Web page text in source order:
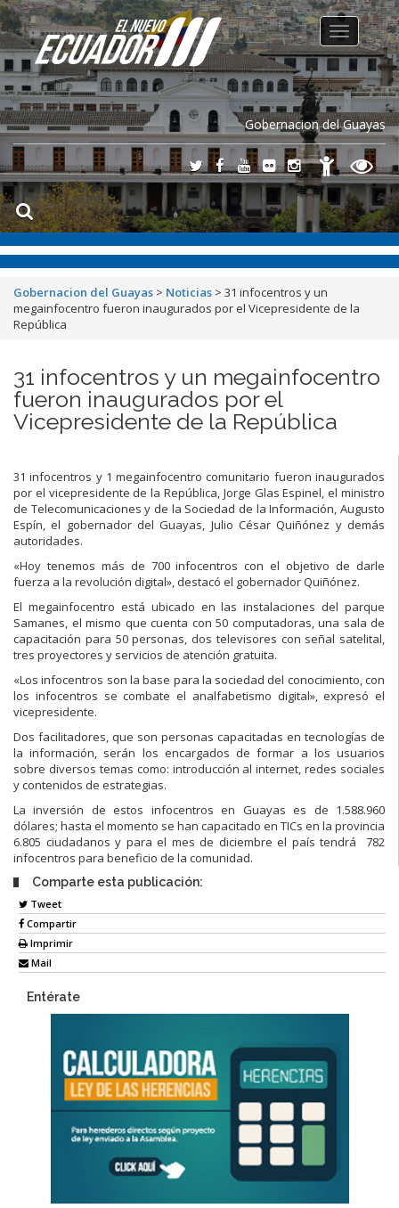
Gobernacion del Guayas
Toggle
navigation
Gobernacion del Guayas > Noticias > 31 infocentros y un
megainfocentro fueron inaugurados por el Vicepresidente de la
República
31 infocentros y un megainfocentro
fueron inaugurados por el
Vicepresidente de la República
31 infocentros y 1 megainfocentro comunitario fueron inaugurados
por el vicepresidente de la República, Jorge Glas Espinel, el ministro
de Telecomunicaciones y de la Sociedad de la Información, Augusto
Espín, el gobernador del Guayas, Julio César Quiñónez y demás
autoridades.
«Hoy tenemos más de 700 infocentros con el objetivo de darle
fuerza a la revolución digital», destacó el gobernador Quiñónez.
El megainfocentro está ubicado en las instalaciones del parque
Samanes, el mismo que cuenta con 50 computadoras, una sala de
capacitación para 50 personas, dos televisores con señal satelital,
tres proyectores y servicios de atención gratuita.
«Los infocentros son la base para la sociedad del conocimiento, con
los infocentros se combate el analfabetismo digital», expresó el
vicepresidente.
Dos facilitadores, que son personas capacitadas en tecnologías de
la información, serán los encargados de formar a los usuarios
sobre diversos temas como: introducción al internet, redes sociales
y contenidos de estrategias.
La inversión de estos infocentros en Guayas es de 1.588.960
dólares; hasta el momento se han capacitado en TICs en la provincia
6.805 ciudadanos y para el mes de diciembre el país tendrá 782
infocentros para beneficio de la comunidad.
Comparte esta publicación:
Tweet
Compartir
Imprimir
Mail
Entérate